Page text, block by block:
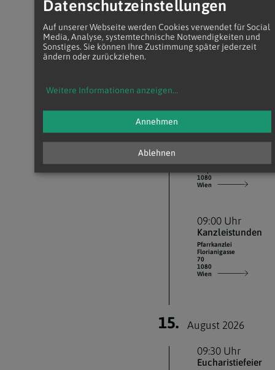
Eucharistiefeier
Marienkapelle
(Pfarrkirche)
Uhlplatz
1080
07:30 Uhr
Eucharistiefeier
(Pfarrkirche)
1080
Wien
09:00 Uhr
Kanzleistunden
Pfarrkanzlei
Florianigasse
70
1080
Wien
15. August 2026
09:30 Uhr
Eucharistiefeier
Datenschutzeinstellungen
Auf unserer Webseite werden Cookies verwendet für Social
Media, Analyse, systemtechnische Notwendigkeiten und
Sonstiges. Sie können Ihre Zustimmung später jederzeit
ändern oder zurückziehen.
Weitere Informationen anzeigen...
Ablehnen
Annehmen